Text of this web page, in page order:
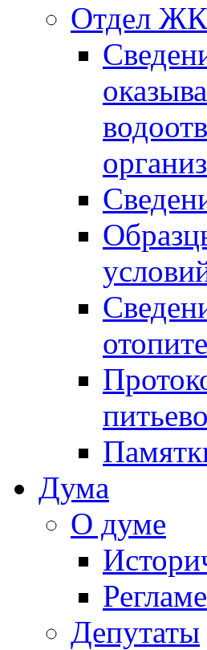
Отдел
Дума
О думе
Депутаты